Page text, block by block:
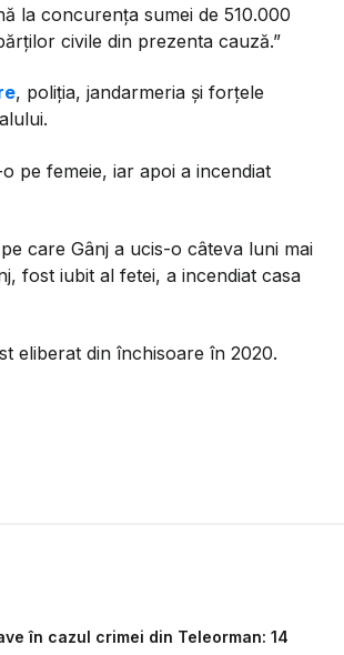
la concurența sumei de 510.000
civile din prezenta cauză.”
, poliția, jandarmeria și forțele
pe femeie, iar apoi a incendiat
care Gânj a ucis-o câteva luni mai
fost iubit al fetei, a incendiat casa
eliberat din închisoare în 2020.
în cazul crimei din Teleorman: 14